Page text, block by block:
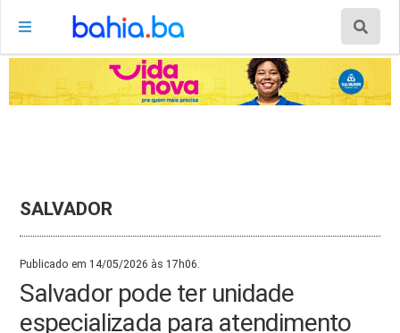
SALVADOR
Publicado em 14/05/2026 às 17h06.
Salvador pode ter unidade
especializada para atendimento